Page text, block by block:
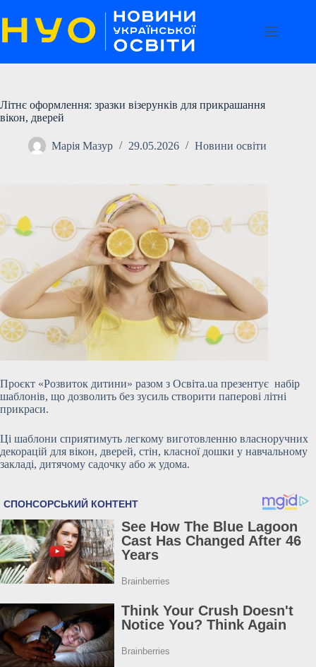
до
вмісту
Літнє оформлення: зразки візерунків для прикрашання
вікон, дверей
Марія Мазур 29.05.2026 Новини освіти
Проєкт «Розвиток дитини» разом з Освіта.ua презентує набір
шаблонів, що дозволить без зусиль створити паперові літні
прикраси.
Ці шаблони сприятимуть легкому виготовленню власноручних
декорацій для вікон, дверей, стін, класної дошки у навчальному
закладі, дитячому садочку або ж удома.